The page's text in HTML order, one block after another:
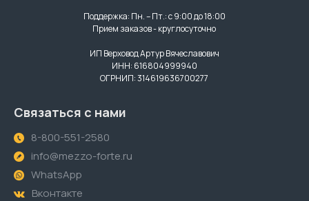
Поддержка: Пн. – Пт.: с 9:00 до 18:00
Прием заказов - круглосуточно
ИП Верховод Артур Вячеславович
ИНН: 616804999940
ОГРНИП: 314619636700277
Связаться с нами
8-800-551-2580
info@mezzo-forte.ru
WhatsApp
Вконтакте